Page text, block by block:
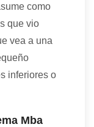
como
que vio
vea a una
inferiores o
Mba